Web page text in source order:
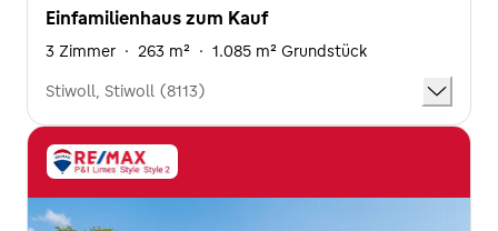
Einfamilienhaus zum Kauf
3 Zimmer · 263 m² · 1.085 m² Grundstück
Stiwoll, Stiwoll (8113)